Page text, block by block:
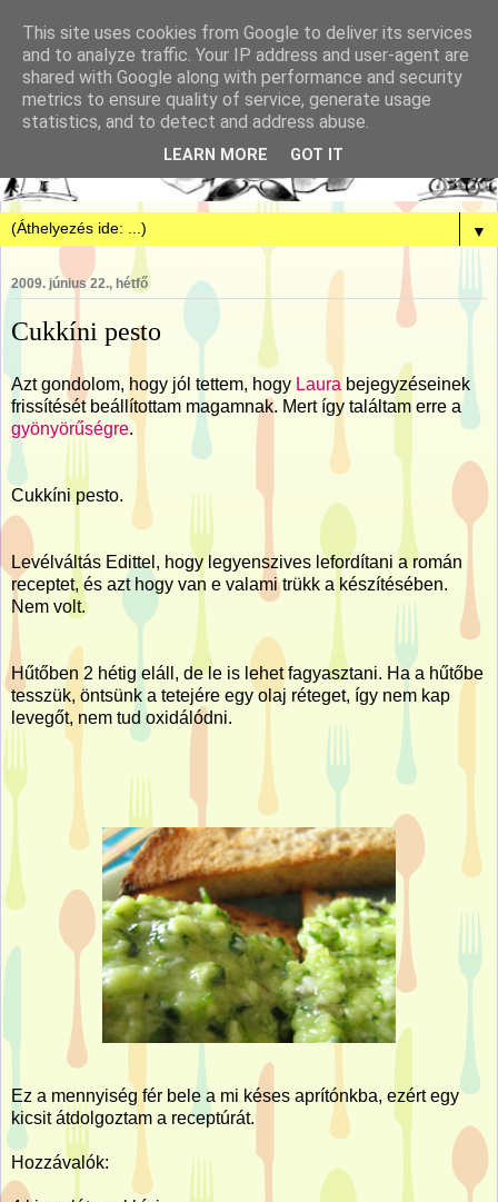
▼
2009. június 22., hétfő
Cukkíni pesto
Azt gondolom, hogy jól tettem, hogy Laura bejegyzéseinek
frissítését beállítottam magamnak. Mert így találtam erre a
gyönyörűségre.
Cukkíni pesto.
Levélváltás Edittel, hogy legyenszives lefordítani a román
receptet, és azt hogy van e valami trükk a készítésében.
Nem volt.
Hűtőben 2 hétig eláll, de le is lehet fagyasztani. Ha a hűtőbe
tesszük, öntsünk a tetejére egy olaj réteget, így nem kap
levegőt, nem tud oxidálódni.
Ez a mennyiség fér bele a mi késes aprítónkba, ezért egy
kicsit átdolgoztam a receptúrát.
Hozzávalók:
This site uses cookies from Google to deliver its services
and to analyze traffic. Your IP address and user-agent are
shared with Google along with performance and security
metrics to ensure quality of service, generate usage
statistics, and to detect and address abuse.
LEARN MORE GOT IT